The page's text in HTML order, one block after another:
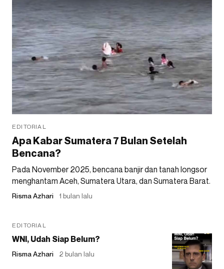
EDITORIAL
Apa Kabar Sumatera 7 Bulan Setelah
Bencana?
Pada November 2025, bencana banjir dan tanah longsor
menghantam Aceh, Sumatera Utara, dan Sumatera Barat.
Risma Azhari 1 bulan lalu
EDITORIAL
WNI, Udah Siap Belum?
Risma Azhari 2 bulan lalu